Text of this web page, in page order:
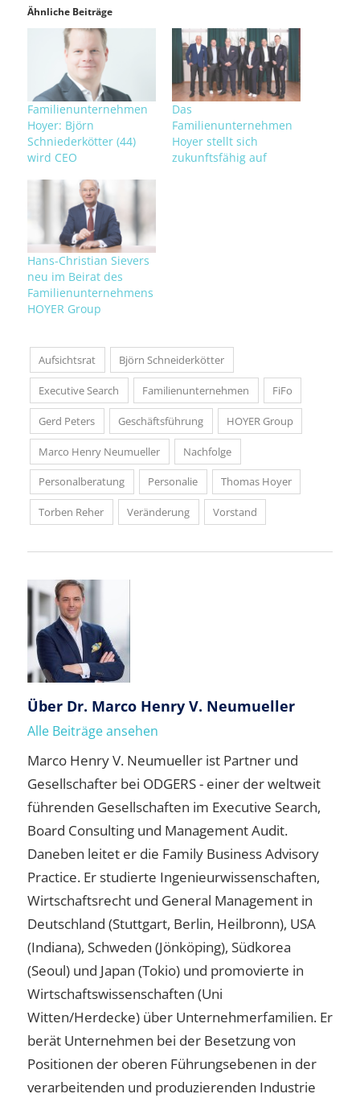
Ähnliche Beiträge
Familienunternehmen
Hoyer: Björn
Schniederkötter (44)
wird CEO
Das
Familienunternehmen
Hoyer stellt sich
zukunftsfähig auf
Hans-Christian Sievers
neu im Beirat des
Familienunternehmens
HOYER Group
Aufsichtsrat Björn Schneiderkötter
Executive Search Familienunternehmen FiFo
Gerd Peters Geschäftsführung HOYER Group
Marco Henry Neumueller Nachfolge
Personalberatung Personalie Thomas Hoyer
Torben Reher Veränderung Vorstand
Über Dr. Marco Henry V. Neumueller
Alle Beiträge ansehen
Marco Henry V. Neumueller ist Partner und
Gesellschafter bei ODGERS - einer der weltweit
führenden Gesellschaften im Executive Search,
Board Consulting und Management Audit.
Daneben leitet er die Family Business Advisory
Practice. Er studierte Ingenieurwissenschaften,
Wirtschaftsrecht und General Management in
Deutschland (Stuttgart, Berlin, Heilbronn), USA
(Indiana), Schweden (Jönköping), Südkorea
(Seoul) und Japan (Tokio) und promovierte in
Wirtschaftswissenschaften (Uni
Witten/Herdecke) über Unternehmerfamilien. Er
berät Unternehmen bei der Besetzung von
Positionen der oberen Führungsebenen in der
verarbeitenden und produzierenden Industrie